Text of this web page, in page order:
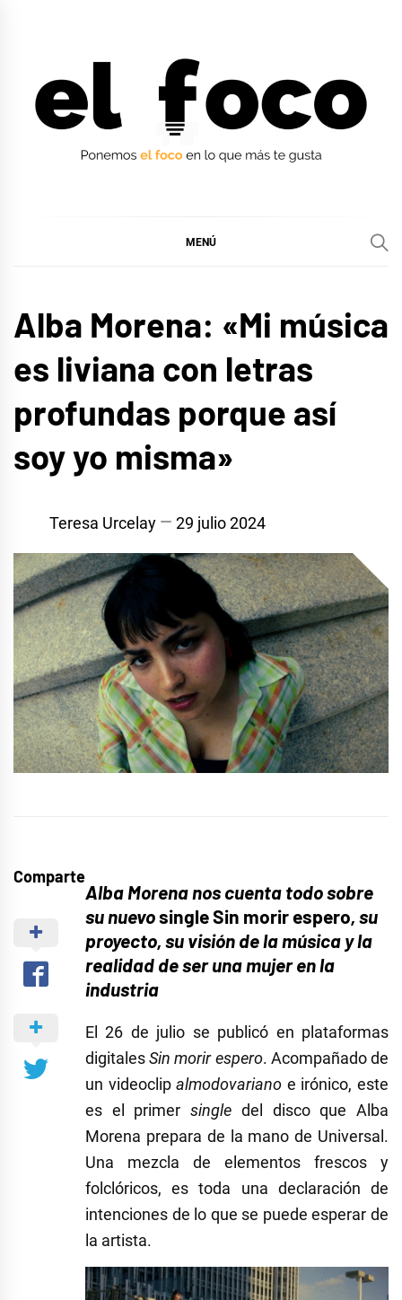
MENÚ
MÚSICA
Alba Morena: «Mi música
es liviana con letras
profundas porque así
soy yo misma»
Teresa Urcelay 29 julio 2024
Comparte
Alba Morena nos cuenta todo sobre
su nuevosingle Sin morir espero, su
proyecto, su visión de la música y la
realidad de ser una mujer en la
industria
El 26 de julio se publicó en plataformas
digitalesSin morir espero. Acompañado de
un videoclipalmodovariano e irónico, este
es el primersingle del disco que Alba
Morena prepara de la mano de Universal.
Una mezcla de elementos frescos y
folclóricos, es toda una declaración de
intenciones de lo que se puede esperar de
la artista.